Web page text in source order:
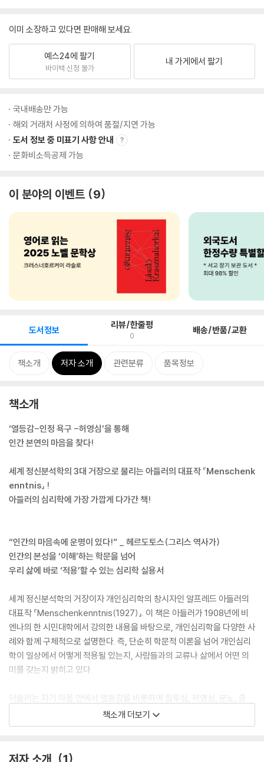
이미 소장하고 있다면 판매해 보세요.
예스24에 팔기
바이백 신청 불가
내 가게에서 팔기
국내배송만 가능
해외 거래처 사정에 의하여 품절/지연 가능
도서 정보 중 미표기 사항 안내
문화비소득공제 가능
이 분야의 이벤트 9
도서정보 리뷰/한줄평
0 배송/반품/교환
책소개 저자 소개 관련분류 품목정보
책소개
‘열등감-인정 욕구 -허영심’을 통해
인간 본연의 마음을 찾다!
세계 정신분석학의 3대 거장으로 불리는 아들러의 대표작 『Menschenk
enntnis』 !
아들러의 심리학에 가장 가깝게 다가간 책!
“인간의 마음속에 운명이 있다!” _ 헤르도토스(그리스 역사가)
인간의 본성을 ‘이해’하는 학문을 넘어
우리 삶에 바로 ‘적용’할 수 있는 심리학 실용서
세계 정신분석학의 거장이자 개인심리학의 창시자인 알프레드 아들러의
대표작 『Menschenkenntnis(1927)』. 이 책은 아들러가 1908년에 비
엔나의 한 시민대학에서 강의한 내용을 바탕으로, 개인심리학을 다양한 사
례와 함께 구체적으로 설명한다. 즉, 단순히 학문적 이론을 넘어 개인심리
학이 일상에서 어떻게 적용될 있는지, 사람들과의 교류나 삶에서 어떤 의
미를 갖는지 밝히고 있다.
아들러는 자기 마음 안에서 열등감을 비롯하여 질투심, 허영심, 분노, 증
오, 무기력, 불안, 소심함 등 다양한 감정이 왜 일어나는지 몰라 당황하는
사람에게 어느 방향에서 오류에 빠지는지 정확히 알려 준다. 그리고 마음
책을 통해 인간을 이해함과 동시에 사회적 관계에서 삶을 어떻게 구성하
책소개 더보기
저자 소개 1